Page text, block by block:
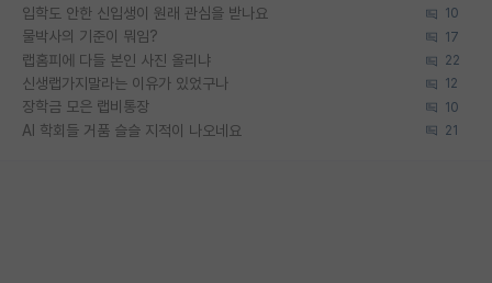
입학도 안한 신입생이 원래 관심을 받나요 10
물박사의 기준이 뭐임? 17
랩홈피에 다들 본인 사진 올리냐 22
신생랩가지말라는 이유가 있었구나 12
장학금 모은 랩비통장 10
AI 학회들 거품 슬슬 지적이 나오네요 21